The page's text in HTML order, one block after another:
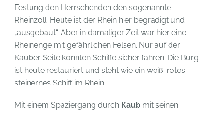
Festung den Herrschenden den sogenannte
Rheinzoll. Heute ist der Rhein hier begradigt und
„ausgebaut“. Aber in damaliger Zeit war hier eine
Rheinenge mit gefährlichen Felsen. Nur auf der
Kauber Seite konnten Schiffe sicher fahren. Die Burg
ist heute restauriert und steht wie ein weiß-rotes
steinernes Schiff im Rhein.
Mit einem Spaziergang durch Kaub mit seinen